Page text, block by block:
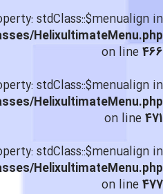
stdClass::$menualign in
HelixultimateMenu.php
on line466
stdClass::$menualign in
HelixultimateMenu.php
on line471
stdClass::$menualign in
HelixultimateMenu.php
on line477